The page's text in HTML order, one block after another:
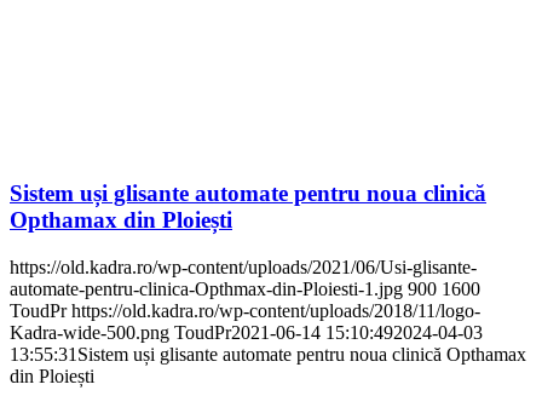
Sistem uși glisante automate pentru noua clinică
Opthamax din Ploiești
https://old.kadra.ro/wp-content/uploads/2021/06/Usi-glisante-
automate-pentru-clinica-Opthmax-din-Ploiesti-1.jpg 900 1600
ToudPr https://old.kadra.ro/wp-content/uploads/2018/11/logo-
Kadra-wide-500.png ToudPr2021-06-14 15:10:492024-04-03
13:55:31 Sistem uși glisante automate pentru noua clinică Opthamax
din Ploiești